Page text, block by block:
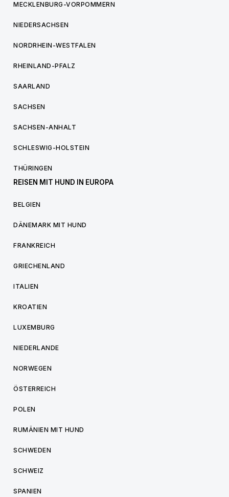
MECKLENBURG-VORPOMMERN
NIEDERSACHSEN
NORDRHEIN-WESTFALEN
RHEINLAND-PFALZ
SAARLAND
SACHSEN
SACHSEN-ANHALT
SCHLESWIG-HOLSTEIN
THÜRINGEN
REISEN MIT HUND IN EUROPA
BELGIEN
DÄNEMARK MIT HUND
FRANKREICH
GRIECHENLAND
ITALIEN
KROATIEN
LUXEMBURG
NIEDERLANDE
NORWEGEN
ÖSTERREICH
POLEN
RUMÄNIEN MIT HUND
SCHWEDEN
SCHWEIZ
SPANIEN